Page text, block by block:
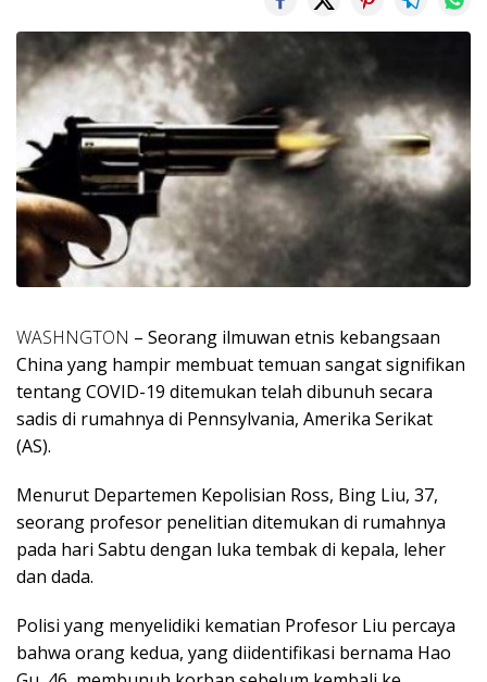
WASHNGTON – Seorang ilmuwan etnis kebangsaan
China yang hampir membuat temuan sangat signifikan
tentang COVID-19 ditemukan telah dibunuh secara
sadis di rumahnya di Pennsylvania, Amerika Serikat
(AS).
Menurut Departemen Kepolisian Ross, Bing Liu, 37,
seorang profesor penelitian ditemukan di rumahnya
pada hari Sabtu dengan luka tembak di kepala, leher
dan dada.
Polisi yang menyelidiki kematian Profesor Liu percaya
bahwa orang kedua, yang diidentifikasi bernama Hao